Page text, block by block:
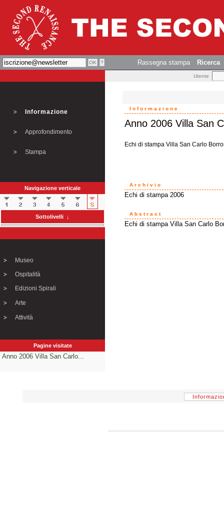
Rassegna stampa Ricerca
Utente
Informazione
Approfondimento
Stampa
Navigazione verticale
Sottolivelli ↓
Museo
Ospitalità
Edizioni Spirali
Arte
Attività
Pagine visitate
Anno 2006 Villa San Carlo...
Informazione
Anno 2006 Villa San
Echi di stampa Villa San Carlo
Archivio
Echi di stampa 2006
Abstract
Echi di stampa Villa San Carlo